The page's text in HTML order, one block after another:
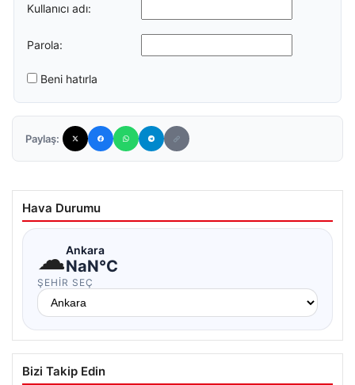
Kullanıcı adı:
Parola:
Beni hatırla
Paylaş:
Hava Durumu
☁Ankara
NaN°C
ŞEHIR SEÇ
Bizi Takip Edin